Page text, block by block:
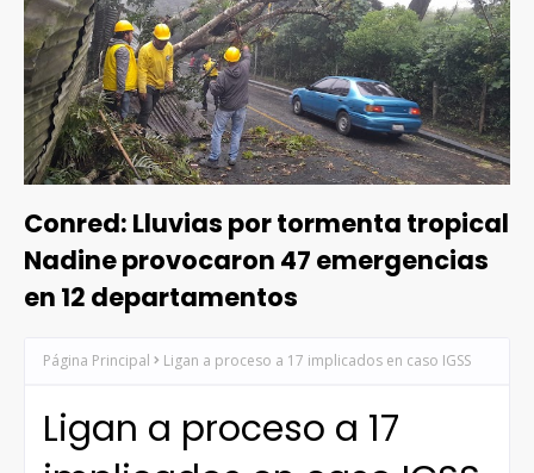
Conred: Lluvias por tormenta tropical
Nadine provocaron 47 emergencias
en 12 departamentos
Página Principal Ligan a proceso a 17 implicados en caso IGSS
Ligan a proceso a 17